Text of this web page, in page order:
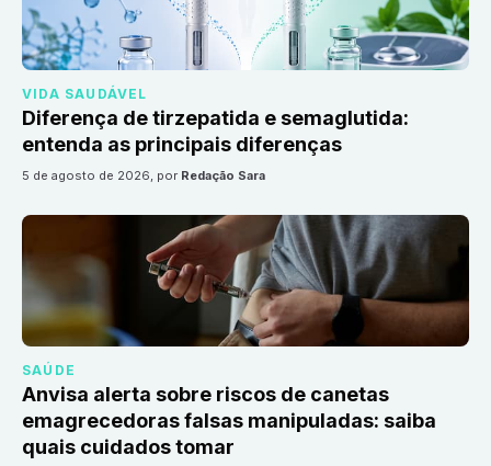
VIDA SAUDÁVEL
Diferença de tirzepatida e semaglutida:
entenda as principais diferenças
5 de agosto de 2026, por Redação Sara
SAÚDE
Anvisa alerta sobre riscos de canetas
emagrecedoras falsas manipuladas: saiba
quais cuidados tomar